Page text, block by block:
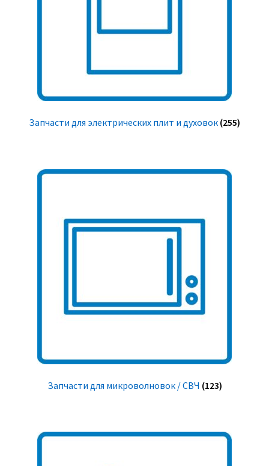
Запчасти для электрических плит и духовок (255)
Запчасти для микроволновок / СВЧ (123)